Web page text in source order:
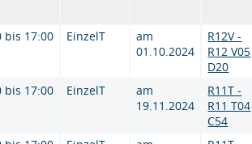
bis 17:00 EinzelT
am
01.10.2024
R12V -
R12 V05
D20
bis 17:00 EinzelT
am
19.11.2024
R11T -
R11 T04
C54